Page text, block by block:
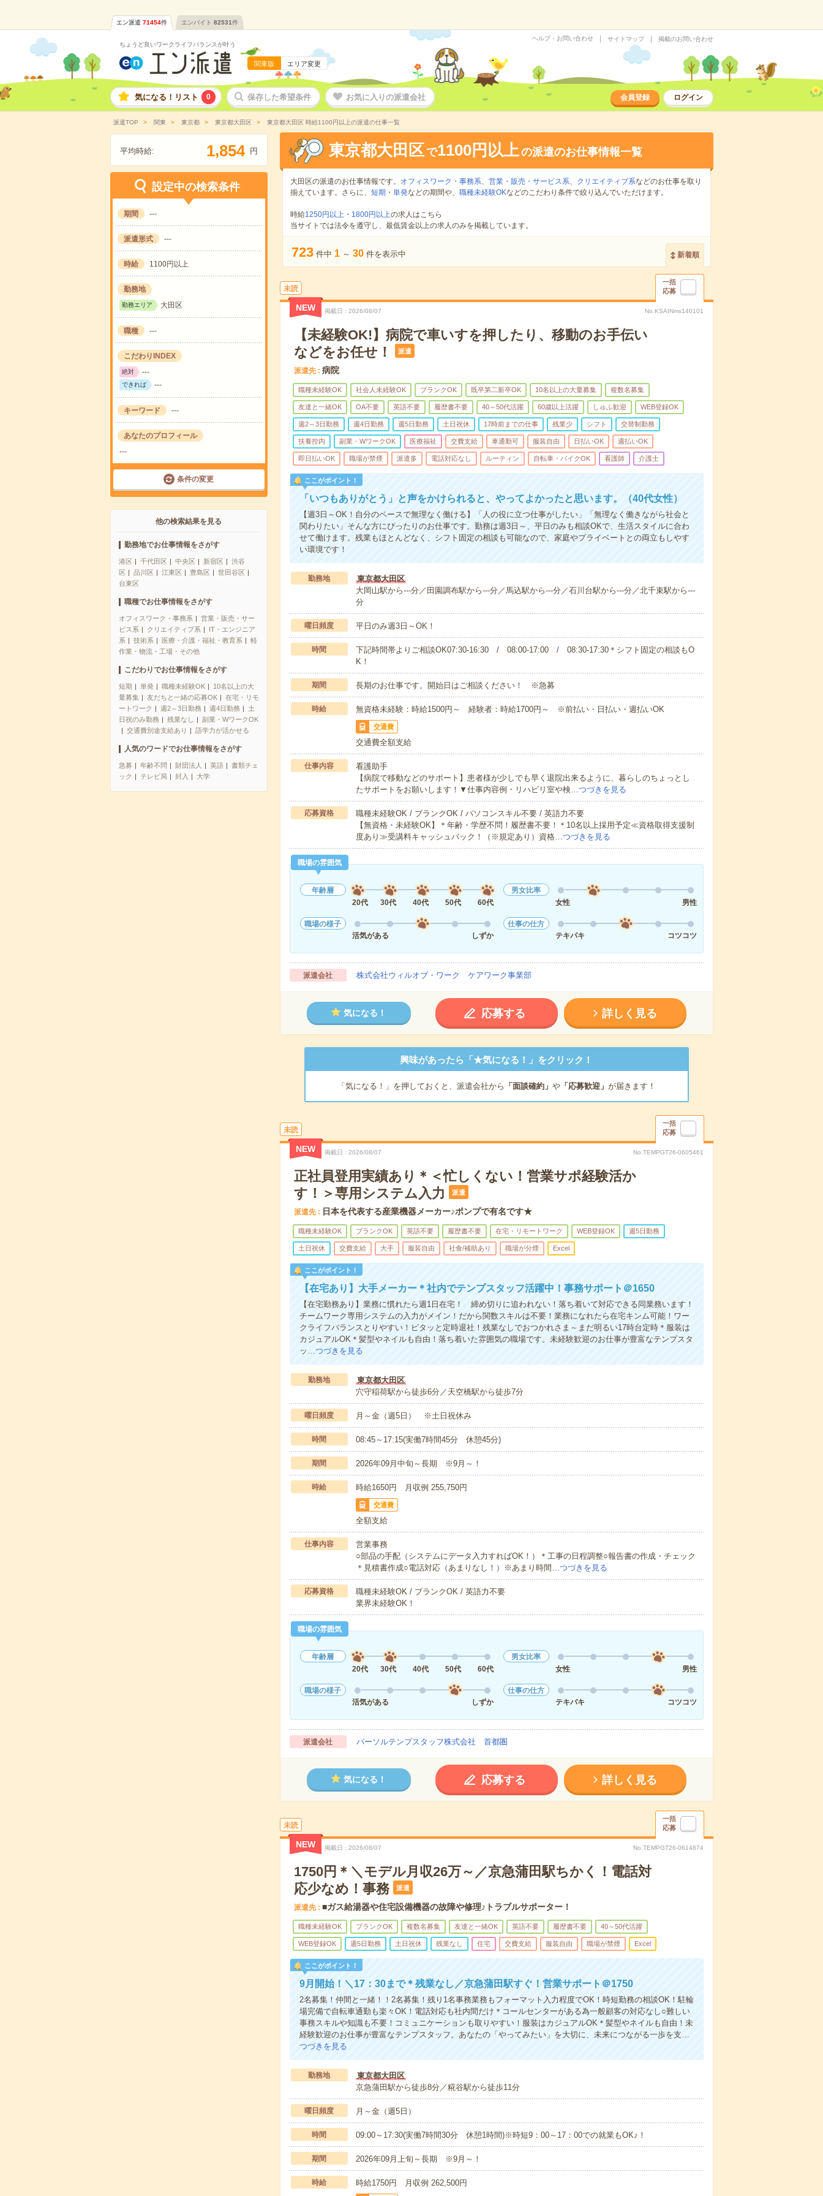
エン派遣 71454件 エンバイト 82531件
ちょうど良いワークライフバランスが叶う
関東版 エリア変更
ヘルプ・お問い合わせ サイトマップ 掲載のお問い合わせ
気になる！リスト 0 保存した希望条件 お気に入りの派遣会社 会員登録 ログイン
派遣TOP 関東 東京都 東京都大田区 東京都大田区 時給1100円以上の派遣の仕事一覧
平均時給: 1,854 円
設定中の検索条件
期間 ---
派遣形式 ---
時給 1100円以上
勤務地
勤務エリア 大田区
職種 ---
こだわりINDEX
絶対 ---
できれば ---
キーワード ---
あなたのプロフィール
---
条件の変更
他の検索結果を見る
勤務地でお仕事情報をさがす
港区 千代田区 中央区 新宿区
渋谷
区
品川区 江東区 豊島区
世田谷区
台東区
職種でお仕事情報をさがす
オフィスワーク・事務系
営業・販売・サー
ビス系
クリエイティブ系
IT・エンジニア
系
技術系 医療・介護・福祉・教育系
軽
作業・物流・工場・その他
こだわりでお仕事情報をさがす
短期 単発 職種未経験OK
10名以上の大
量募集
友だちと一緒の応募OK
在宅・リモ
ートワーク
週2～3日勤務 週4日勤務
土
日祝のみ勤務
残業なし
副業・WワークOK
交通費別途支給あり
語学力が活かせる
人気のワードでお仕事情報をさがす
急募 年齢不問 財団法人 英語
書類チェ
ック
テレビ局 封入 大学
東京都大田区 で1100円以上の派遣のお仕事情報一覧
大田区の派遣のお仕事情報です。 オフィスワーク・事務系、 営業・販売・サービス系、 クリエイティブ系などのお仕事を取り
揃えています。さらに、 短期 ・ 単発などの期間や、 職種未経験OKなどのこだわり条件で絞り込んでいただけます。
時給1250円以上・ 1800円以上の求人はこちら
当サイトでは法令を遵守し、最低賃金以上の求人のみを掲載しています。
723 件中 1 ～ 30 件を表示中 新着順
未読
一括
応募
NEW 掲載日 2026/08/07 No.KSAINms140101
【未経験OK!】病院で車いすを押したり、移動のお手伝い
などをお任せ！
派遣
派遣先 病院
職種未経験OK 社会人未経験OK ブランクOK 既卒第二新卒OK 10名以上の大量募集 複数名募集
友達と一緒OK OA不要 英語不要 履歴書不要 40～50代活躍 60歳以上活躍 しゅふ歓迎 WEB登録OK
週2～3日勤務 週4日勤務 週5日勤務 土日祝休 17時前までの仕事 残業少 シフト 交替制勤務
扶養控内 副業・WワークOK 医療福祉 交費支給 車通勤可 服装自由 日払いOK 週払いOK
即日払いOK 職場が禁煙 派遣多 電話対応なし ルーティン 自転車・バイクOK 看護師 介護士
ここがポイント！
「いつもありがとう」と声をかけられると、やってよかったと思います。（40代女性）
【週3日～OK！自分のペースで無理なく働ける】「人の役に立つ仕事がしたい」「無理なく働きながら社会と
関わりたい」そんな方にぴったりのお仕事です。勤務は週3日～、平日のみも相談OKで、生活スタイルに合わ
せて働けます。残業もほとんどなく、シフト固定の相談も可能なので、家庭やプライベートとの両立もしやす
い環境です！
勤務地
東京都大田区
大岡山駅から---分／田園調布駅から---分／馬込駅から---分／石川台駅から---分／北千束駅から---
分
曜日頻度 平日のみ週3日～OK！
時間
下記時間帯よりご相談OK07:30-16:30 / 08:00-17:00 / 08:30-17:30＊シフト固定の相談もO
K！
期間 長期のお仕事です。開始日はご相談ください！ ※急募
時給 無資格未経験：時給1500円～ 経験者：時給1700円～ ※前払い・日払い・週払いOK
交通費
交通費全額支給
仕事内容
看護助手
【病院で移動などのサポート】患者様が少しでも早く退院出来るように、暮らしのちょっとし
たサポートをお願いします！▼仕事内容例・リハビリ室や検…つづきを見る
応募資格
職種未経験OK / ブランクOK / パソコンスキル不要 / 英語力不要
【無資格・未経験OK】＊年齢・学歴不問！履歴書不要！＊10名以上採用予定≪資格取得支援制
度あり≫受講料キャッシュバック！（※規定あり）資格…つづきを見る
職場の雰囲気
年齢層
20代
30代 40代 50代 60代
男女比率
女性
男性
職場の様子
活気がある
しずか
仕事の仕方
テキパキ
コツコツ
派遣会社 株式会社ウィルオブ・ワーク ケアワーク事業部
気になる！ 応募する 詳しく見る
興味があったら「★気になる！」をクリック！
「気になる！」を押しておくと、派遣会社から 「面談確約」 や「応募歓迎」 が届きます！
未読
一括
応募
NEW 掲載日 2026/08/07 No.TEMPGT26-0605461
正社員登用実績あり＊＜忙しくない！営業サポ経験活か
す！＞専用システム入力
派遣
派遣先 日本を代表する産業機器メーカー♪ポンプで有名です★
職種未経験OK ブランクOK 英語不要 履歴書不要 在宅・リモートワーク WEB登録OK 週5日勤務
土日祝休 交費支給 大手 服装自由 社食/補助あり 職場が分煙 Excel
ここがポイント！
【在宅あり】大手メーカー＊社内でテンプスタッフ活躍中！事務サポート＠1650
【在宅勤務あり】業務に慣れたら週1日在宅！ 締め切りに追われない！落ち着いて対応できる同業務います！
チームワーク専用システムの入力がメイン！だから関数スキルは不要！業務になれたら在宅キンム可能！ワー
クライフバランスとりやすい！ピタッと定時退社！残業なしでおつかれさま～まだ明るい17時台定時＊服装は
カジュアルOK＊髪型やネイルも自由！落ち着いた雰囲気の職場です。未経験歓迎のお仕事が豊富なテンプスタ
ッ…つづきを見る
勤務地
東京都大田区
穴守稲荷駅から徒歩6分／天空橋駅から徒歩7分
曜日頻度 月～金（週5日） ※土日祝休み
時間 08:45～17:15(実働7時間45分 休憩45分)
期間 2026年09月中旬～長期 ※9月～！
時給 時給1650円 月収例 255,750円
交通費
全額支給
仕事内容
営業事務
○部品の手配（システムにデータ入力すればOK！）＊工事の日程調整○報告書の作成・チェック
＊見積書作成○電話対応（あまりなし！）※あまり時間…つづきを見る
応募資格
職種未経験OK / ブランクOK / 英語力不要
業界未経験OK！
職場の雰囲気
年齢層
20代
30代 40代 50代 60代
男女比率
女性
男性
職場の様子
活気がある
しずか
仕事の仕方
テキパキ
コツコツ
派遣会社 パーソルテンプスタッフ株式会社 首都圏
気になる！ 応募する 詳しく見る
未読
一括
応募
NEW 掲載日 2026/08/07 No.TEMPGT26-0614874
1750円＊＼モデル月収26万～／京急蒲田駅ちかく！電話対
応少なめ！事務
派遣
派遣先 ■ガス給湯器や住宅設備機器の故障や修理♪トラブルサポーター！
職種未経験OK ブランクOK 複数名募集 友達と一緒OK 英語不要 履歴書不要 40～50代活躍
WEB登録OK 週5日勤務 土日祝休 残業なし 住宅 交費支給 服装自由 職場が禁煙 Excel
ここがポイント！
9月開始！＼17：30まで＊残業なし／京急蒲田駅すぐ！営業サポート＠1750
2名募集！仲間と一緒！！2名募集！残り1名事務業務もフォーマット入力程度でOK！時短勤務の相談OK！駐輪
場完備で自転車通勤も楽々OK！電話対応も社内間だけ＊コールセンターがある為一般顧客の対応なし○難しい
事務スキルや知識も不要！コミュニケーションも取りやすい！服装はカジュアルOK＊髪型やネイルも自由！未
経験歓迎のお仕事が豊富なテンプスタッフ。あなたの「やってみたい」を大切に、未来につながる一歩を支…
つづきを見る
勤務地
東京都大田区
京急蒲田駅から徒歩8分／糀谷駅から徒歩11分
曜日頻度 月～金（週5日）
時間 09:00～17:30(実働7時間30分 休憩1時間)※時短9：00～17：00での就業もOK♪！
期間 2026年09月上旬～長期 ※9月～！
時給 時給1750円 月収例 262,500円